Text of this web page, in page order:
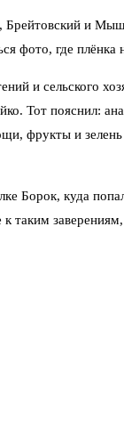
Брейтовский и
фото, где плёнка
и сельского
Тот пояснил:
фрукты и
Борок, куда
таким заверениям,